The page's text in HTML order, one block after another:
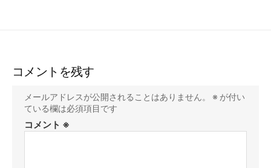
コメントを残す
メールアドレスが公開されることはありません。 ※ が付い
ている欄は必須項目です
コメント ※